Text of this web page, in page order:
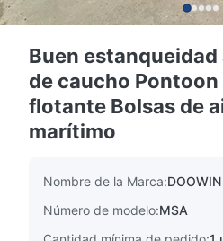
Buen
de caucho
flotante Bolsas de
marítimo
Nombre de la Marca:
Número de modelo:MSA